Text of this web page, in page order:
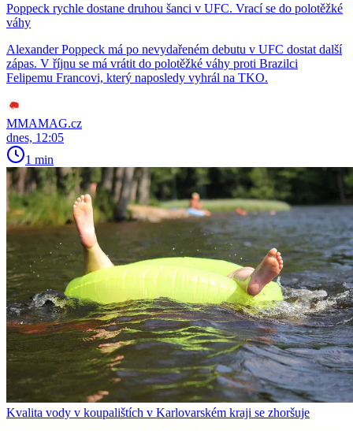
Poppeck rychle dostane druhou šanci v UFC. Vrací se do polotěžké
váhy
Alexander Poppeck má po nevydařeném debutu v UFC dostat další
zápas. V říjnu se má vrátit do polotěžké váhy proti Brazilci
Felipemu Francovi, který naposledy vyhrál na TKO.
MMAMAG.cz
dnes, 12:05
1 min
Kvalita vody v koupalištích v Karlovarském kraji se zhoršuje